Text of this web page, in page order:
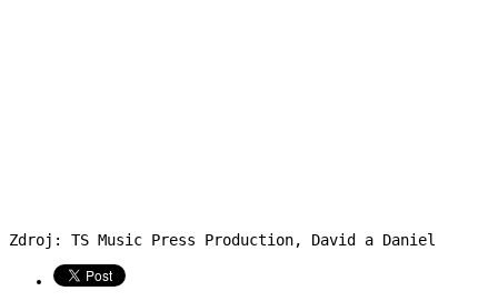
Zdroj: TS Music Press Production, David a Daniel